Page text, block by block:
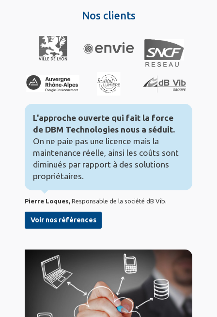
Nos clients
L'approche ouverte qui fait la force
de DBM Technologies nous a séduit.
On ne paie pas une licence mais la
maintenance réelle, ainsi les coûts sont
diminués par rapport à des solutions
propriétaires.
Pierre Loques, Responsable de la société dB Vib.
Voir nos références